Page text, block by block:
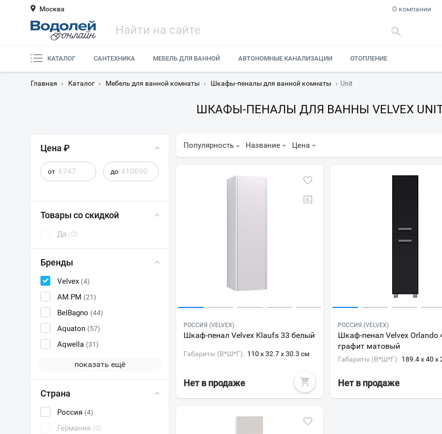
Москва О компании
КАТАЛОГ САНТЕХНИКА МЕБЕЛЬ ДЛЯ ВАННОЙ АВТОНОМНЫЕ КАНАЛИЗАЦИИ ОТОПЛЕНИЕ
Главная › Каталог › Мебель для ванной комнаты › Шкафы-пеналы для ванной комнаты › Unit
ШКАФЫ-ПЕНАЛЫ ДЛЯ ВАННЫ VELVEX
Цена ₽
от до
Товары со скидкой
Да (0)
Бренды
Velvex (4)
AM.PM (21)
BelBagno (44)
Aquaton (57)
Aqwella (31)
показать ещё
Страна
Россия (4)
Германия (0)
Популярность Название Цена
РОССИЯ (VELVEX)
Шкаф-пенал Velvex Klaufs 33 белый
Габариты (В*Ш*Г): 110 x 32.7 x 30.3 см
Нет в продаже
РОССИЯ (VELVEX)
Шкаф-пенал Velvex Orlando
графит матовый
Габариты (В*Ш*Г): 189.4 x 40 x
Нет в продаже